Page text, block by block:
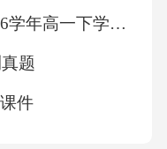
广东省佛山市2025-2026学年高一下学期期末考试语文试卷
题
件